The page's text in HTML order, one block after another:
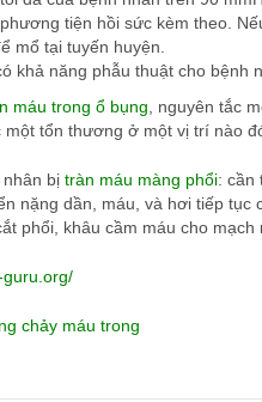
tiện hồi sức kèm theo.
mổ tại tuyến huyện.
khả năng phẫu thuật cho bệnh
máu trong ổ bụng , nguyên tắc
tổn thương ở một vị trí nào
bị tràn máu màng phổi: cần
nặng dần, máu, và hơi tiếp
phổi, khâu cầm máu cho
guru.org/
chảy máu trong